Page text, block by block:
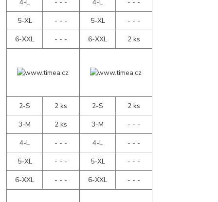
4-L
- - -
5-XL
- - -
6-XXL
- - -
4-L
- - -
5-XL
- - -
6-XXL
2 ks
2-S
2 ks
3-M
2 ks
4-L
- - -
5-XL
- - -
6-XXL
- - -
2-S
2 ks
3-M
- - -
4-L
- - -
5-XL
- - -
6-XXL
- - -